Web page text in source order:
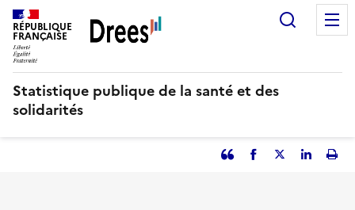
Aller
au
contenu
principal
RÉPUBLIQUE
FRANÇAISE
Statistique publique de la santé et des
solidarités
PartagerFacebook
Partager
Partager